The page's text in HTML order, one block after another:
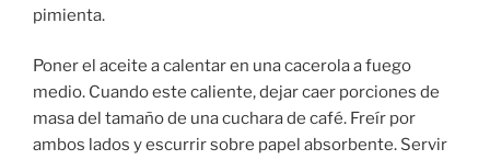
pimienta.
Poner el aceite a calentar en una cacerola a fuego
medio. Cuando este caliente, dejar caer porciones de
masa del tamaño de una cuchara de café. Freír por
ambos lados y escurrir sobre papel absorbente. Servir